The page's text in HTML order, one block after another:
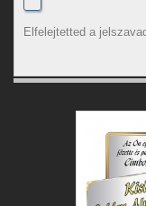
Elfelejtetted a